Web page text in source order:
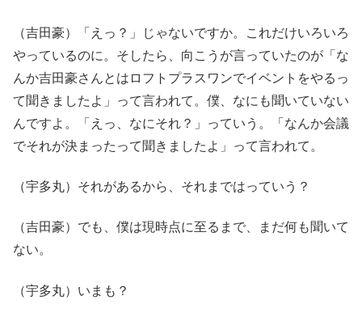
（吉田豪）「えっ？」じゃないですか。これだけいろいろ
やっているのに。そしたら、向こうが言っていたのが「な
んか吉田豪さんとはロフトプラスワンでイベントをやるっ
て聞きましたよ」って言われて。僕、なにも聞いていない
んですよ。「えっ、なにそれ？」っていう。「なんか会議
でそれが決まったって聞きましたよ」って言われて。
（宇多丸）それがあるから、それまではっていう？
（吉田豪）でも、僕は現時点に至るまで、まだ何も聞いて
ない。
（宇多丸）いまも？